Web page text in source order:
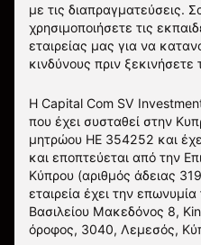
με τις διαπραγματεύσεις.
χρησιμοποιήσετε τις
εταιρείας μας για να
κινδύνους πριν ξεκινήσετε
Η Capital Com SV
που έχει συσταθεί στην
μητρώου HE 354252 και
και εποπτεύεται από την
Κύπρου (αριθμός άδειας
εταιρεία έχει την
Βασιλείου Μακεδόνος 8,
όροφος, 3040, Λεμεσός,